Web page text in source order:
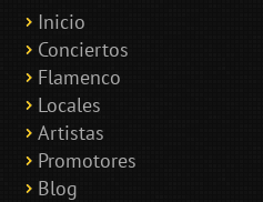
Inicio
Conciertos
Flamenco
Locales
Artistas
Promotores
Blog